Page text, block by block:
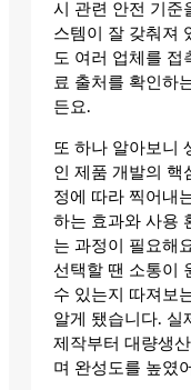
시 관련 안전 기준
스템이 잘 갖춰져
도 여러 업체를 접
료 출처를 확인하
든요.
또 하나 알아보니
인 제품 개발의 핵
정에 따라 찍어내
하는 효과와 사용
는 과정이 필요해
선택할 땐 소통이
수 있는지 따져보
알게 됐습니다. 실
제작부터 대량생
며 완성도를 높였